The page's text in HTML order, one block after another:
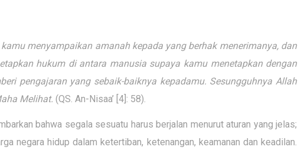
menyampaikan amanah kepada yang berhak menerimanya, dan
hukum di antara manusia supaya kamu menetapkan dengan
pengajaran yang sebaik-baiknya kepadamu. Sesungguhnya Allah
Melihat. (QS. An-Nisaa’ [4]: 58).
bahwa segala sesuatu harus berjalan menurut aturan yang jelas;
negara hidup dalam ketertiban, ketenangan, keamanan dan keadilan.